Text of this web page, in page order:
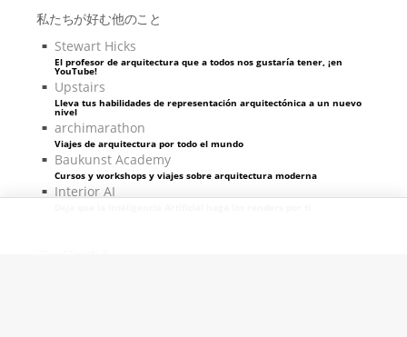
私たちが好む他のこと
Stewart Hicks
El profesor de arquitectura que a todos nos gustaría tener, ¡en
YouTube!
Upstairs
Lleva tus habilidades de representación arquitectónica a un nuevo
nivel
archimarathon
Viajes de arquitectura por todo el mundo
Baukunst Academy
Cursos y workshops y viajes sobre arquitectura moderna
Interior AI